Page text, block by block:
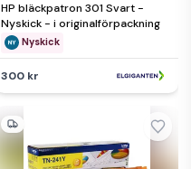
HP bläckpatron 301 Svart -
Nyskick - i originalförpackning
Nyskick
300 kr